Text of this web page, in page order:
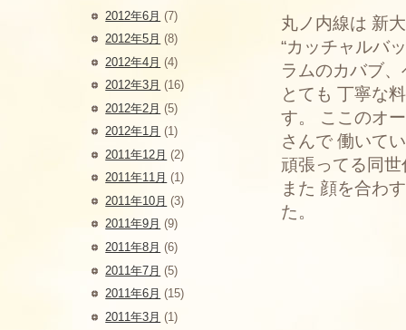
丸ノ内線は 新
“カッチャルバ
ラムのカバブ
とても 丁寧な
す。 ここのオ
さんで 働いて
頑張ってる同
また 顔を合わ
た。
2012年6月 (7)
2012年5月 (8)
2012年4月 (4)
2012年3月 (16)
2012年2月 (5)
2012年1月 (1)
2011年12月 (2)
2011年11月 (1)
2011年10月 (3)
2011年9月 (9)
2011年8月 (6)
2011年7月 (5)
2011年6月 (15)
2011年3月 (1)